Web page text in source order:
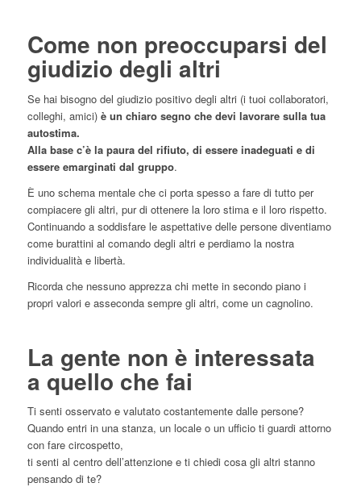
Come non preoccuparsi del
giudizio degli altri
Se hai bisogno del giudizio positivo degli altri (i tuoi collaboratori,
colleghi, amici) è un chiaro segno che devi lavorare sulla tua
autostima.
Alla base c’è la paura del rifiuto, di essere inadeguati e di
essere emarginati dal gruppo.
È uno schema mentale che ci porta spesso a fare di tutto per
compiacere gli altri, pur di ottenere la loro stima e il loro rispetto.
Continuando a soddisfare le aspettative delle persone diventiamo
come burattini al comando degli altri e perdiamo la nostra
individualità e libertà.
Ricorda che nessuno apprezza chi mette in secondo piano i
propri valori e asseconda sempre gli altri, come un cagnolino.
La gente non è interessata
a quello che fai
Ti senti osservato e valutato costantemente dalle persone?
Quando entri in una stanza, un locale o un ufficio ti guardi attorno
con fare circospetto,
ti senti al centro dell’attenzione e ti chiedi cosa gli altri stanno
pensando di te?